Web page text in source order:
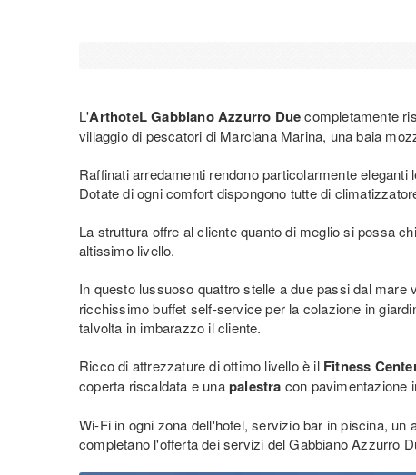
L'ArthoteL Gabbiano Azzurro Duecompletamente
villaggio di pescatori di Marciana Marina, una baia
Raffinati arredamenti rendono particolarmente
Dotate di ogni comfort dispongono tutte di
La struttura offre al cliente quanto di meglio si possa
altissimo livello.
In questo lussuoso quattro stelle a due passi dal mare
ricchissimo buffet self-service per la colazione in
talvolta in imbarazzo il cliente.
Ricco di attrezzature di ottimo livello è il Fitness
coperta riscaldata e unapalestra con pavimentazione
Wi-Fi in ogni zona dell'hotel, servizio bar in piscina,
completano l'offerta dei servizi del Gabbiano Azzurro